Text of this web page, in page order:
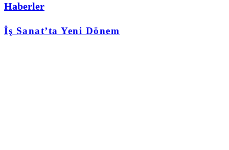
Haberler
İş Sanat’ta Yeni Dönem